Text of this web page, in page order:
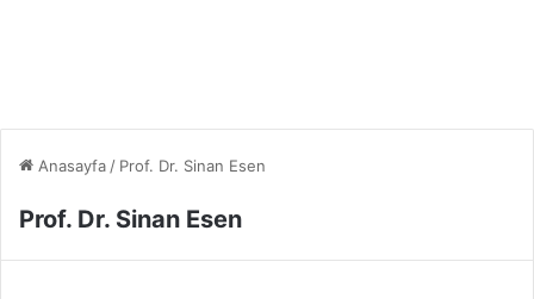
Anasayfa / Prof. Dr. Sinan Esen
Prof. Dr. Sinan Esen